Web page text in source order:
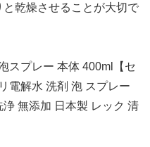
乾燥させることが大切で
スプレー 本体 400ml【セ
電解水 洗剤 泡 スプレー
無添加 日本製 レック 清